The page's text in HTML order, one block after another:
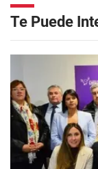
Te Puede